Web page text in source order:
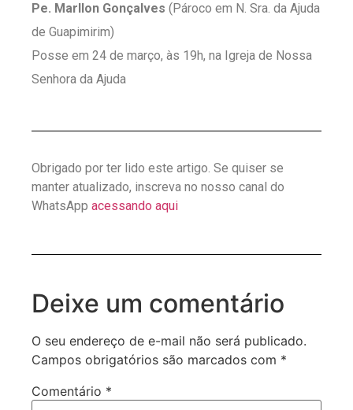
Pe. Marllon Gonçalves (Pároco em N. Sra. da Ajuda
de Guapimirim)
Posse em 24 de março, às 19h, na Igreja de Nossa
Senhora da Ajuda
Obrigado por ter lido este artigo. Se quiser se
manter atualizado, inscreva no nosso canal do
WhatsApp acessando aqui
Deixe um comentário
O seu endereço de e-mail não será publicado.
Campos obrigatórios são marcados com *
Comentário *